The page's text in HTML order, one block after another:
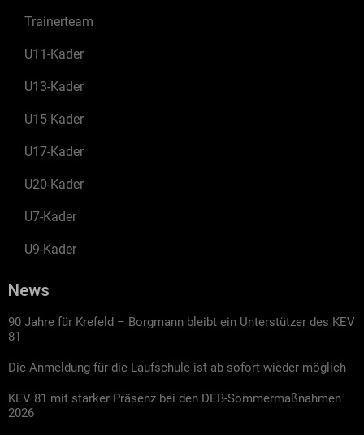
Trainerteam
U11-Kader
U13-Kader
U15-Kader
U17-Kader
U20-Kader
U7-Kader
U9-Kader
News
90 Jahre für Krefeld – Borgmann bleibt ein Unterstützer des KEV
81
Die Anmeldung für die Laufschule ist ab sofort wieder möglich
KEV 81 mit starker Präsenz bei den DEB-Sommermaßnahmen
2026